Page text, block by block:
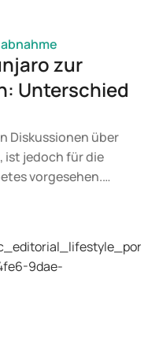
zur
Unterschied
Diskussionen über
ist jedoch für die
vorgesehen.
Gewichtskontrolle,
auf Basis Ihrer
Ihres BMI und Ihrer